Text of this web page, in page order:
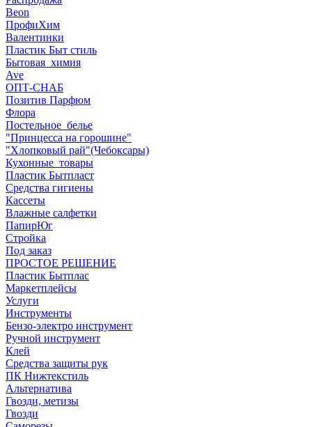
Beon
ПрофиХим
Валентинки
Пластик Быт стиль
Бытовая_химия
Ave
ОПТ-СНАБ
Позитив Парфюм
Флора
Постельное_белье
"Принцесса на горошине"
"Хлопковый рай"(Чебоксары)
Кухонные_товары
Пластик Бытпласт
Средства гигиены
Кассеты
Влажные салфетки
ПапирЮг
Стройка
Под заказ
ПРОСТОЕ РЕШЕНИЕ
Пластик Бытплас
Маркетплейсы
Услуги
Инструменты
Бензо-электро инструмент
Ручной инструмент
Клей
Средства защиты рук
ПК Нижтекстиль
Альтернатива
Гвозди, метизы
Гвозди